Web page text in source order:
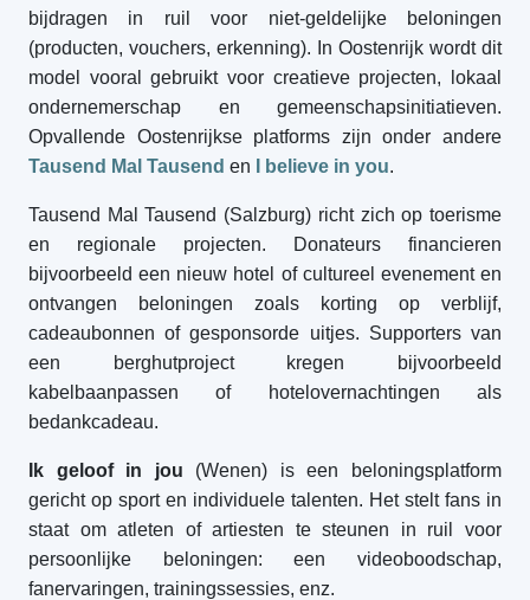
bijdragen in ruil voor niet-geldelijke beloningen
(producten, vouchers, erkenning). In Oostenrijk wordt dit
model vooral gebruikt voor creatieve projecten, lokaal
ondernemerschap en gemeenschapsinitiatieven.
Opvallende Oostenrijkse platforms zijn onder andere
Tausend Mal Tausend en I believe in you.
Tausend Mal Tausend (Salzburg) richt zich op toerisme
en regionale projecten. Donateurs financieren
bijvoorbeeld een nieuw hotel of cultureel evenement en
ontvangen beloningen zoals korting op verblijf,
cadeaubonnen of gesponsorde uitjes. Supporters van
een berghutproject kregen bijvoorbeeld
kabelbaanpassen of hotelovernachtingen als
bedankcadeau.
Ik geloof in jou (Wenen) is een beloningsplatform
gericht op sport en individuele talenten. Het stelt fans in
staat om atleten of artiesten te steunen in ruil voor
persoonlijke beloningen: een videoboodschap,
fanervaringen, trainingssessies, enz.